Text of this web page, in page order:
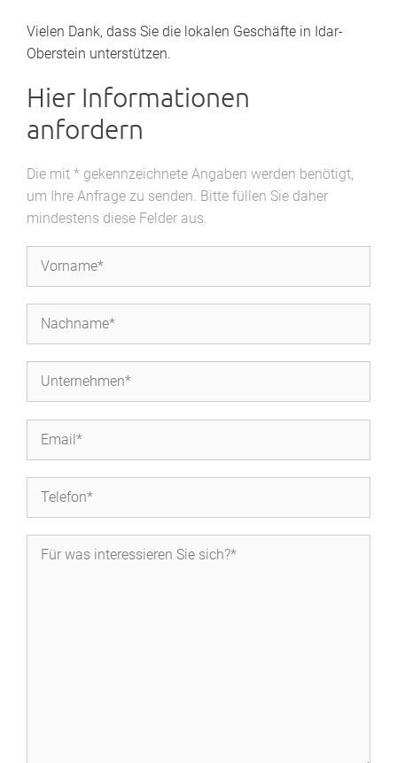
Vielen Dank, dass Sie die lokalen Geschäfte in Idar-
Oberstein unterstützen.
Hier Informationen
anfordern
Die mit * gekennzeichnete Angaben werden benötigt,
um Ihre Anfrage zu senden. Bitte füllen Sie daher
mindestens diese Felder aus.